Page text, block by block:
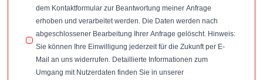
dem Kontaktformular zur Beantwortung meiner Anfrage
erhoben und verarbeitet werden. Die Daten werden nach
abgeschlossener Bearbeitung Ihrer Anfrage gelöscht. Hinweis:
Sie können Ihre Einwilligung jederzeit für die Zukunft per E-
Mail an uns widerrufen. Detaillierte Informationen zum
Umgang mit Nutzerdaten finden Sie in unserer